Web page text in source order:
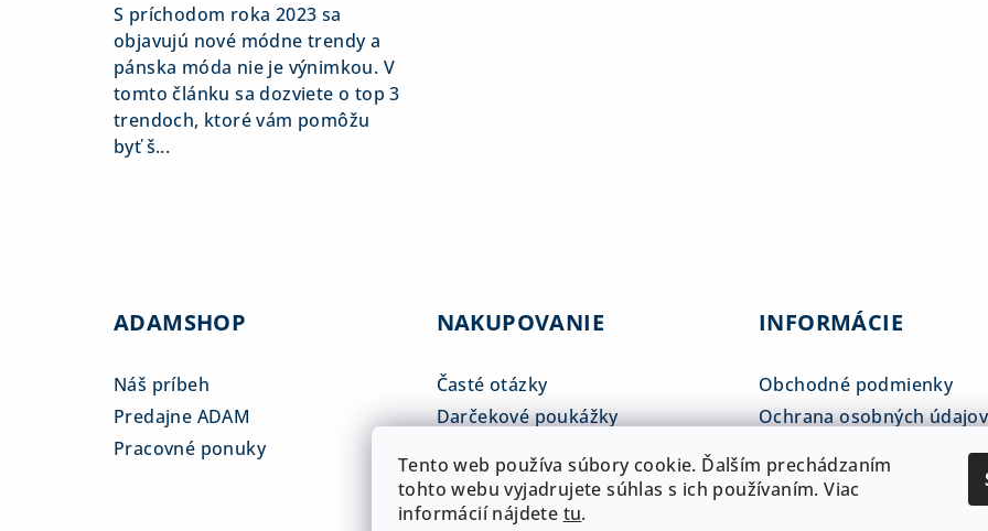
Tento web používa súbory cookie. Ďalším prechádzaním
tohto webu vyjadrujete súhlas s ich používaním. Viac
informácií nájdete tu.
S príchodom roka 2023 sa
objavujú nové módne trendy a
pánska móda nie je výnimkou. V
tomto článku sa dozviete o top 3
trendoch, ktoré vám pomôžu
byť š...
ADAMSHOP
Náš príbeh
Predajne ADAM
Pracovné ponuky
NAKUPOVANIE
Časté otázky
Darčekové poukážky
Platba a doprava
INFORMÁCIE
Obchodné podmienky
Ochrana osobných údajov
ADAM klub